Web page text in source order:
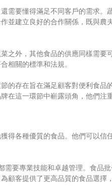
需要懂得滿足不同客戶的需求
並建立良好的合作關係，既與
之外，其他食品的供應同樣需
相關的標準和法規。
的存在旨在滿足顧客對便利食
這一環節中嶄露頭角，他們注
得各種優質的食品。他們可以
要專業技能和卓越管理。食品
客提供了更高品質的食品選擇